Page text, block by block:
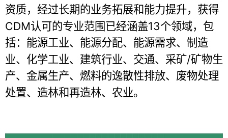
资质，经过长期的业务拓展和能力提升，获得
CDM认可的专业范围已经涵盖13个领域，包
括：能源工业、能源分配、能源需求、制造
业、化学工业、建筑行业、交通、采矿/矿物生
产、金属生产、燃料的逸散性排放、废物处理
处置、造林和再造林、农业。